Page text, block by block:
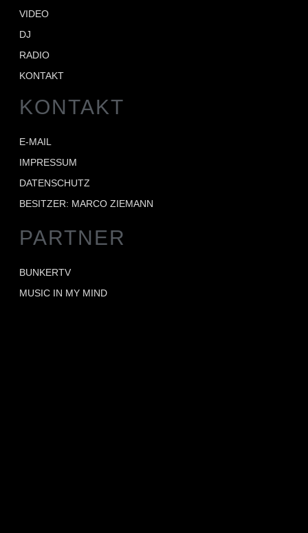
VIDEO
DJ
RADIO
KONTAKT
KONTAKT
E-MAIL
IMPRESSUM
DATENSCHUTZ
BESITZER: MARCO ZIEMANN
PARTNER
BUNKERTV
MUSIC IN MY MIND